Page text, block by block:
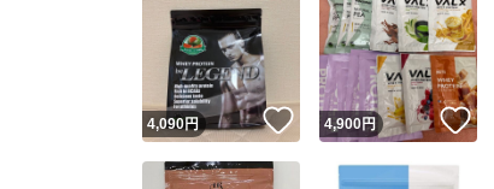
4,090円 いいね！
4,900円